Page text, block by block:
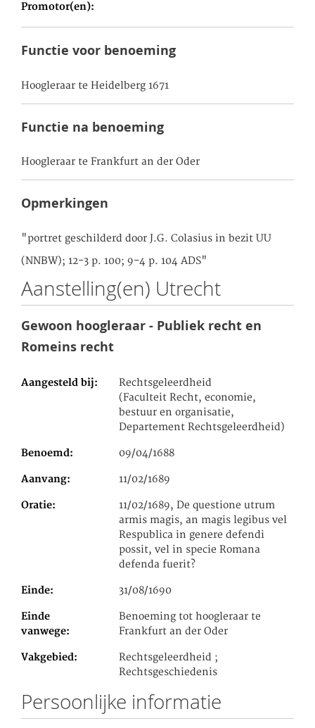
Promotor(en)
Functie voor benoeming
Hoogleraar te Heidelberg 1671
Functie na benoeming
Hoogleraar te Frankfurt an der Oder
Opmerkingen
"portret geschilderd door J.G. Colasius in bezit UU
(NNBW); 12-3 p. 100; 9-4 p. 104 ADS"
Aanstelling(en) Utrecht
Gewoon hoogleraar - Publiek recht en
Romeins recht
Aangesteld bij
Rechtsgeleerdheid
(Faculteit Recht, economie,
bestuur en organisatie,
Departement Rechtsgeleerdheid)
Benoemd 09/04/1688
Aanvang 11/02/1689
Oratie
11/02/1689, De questione utrum
armis magis, an magis legibus vel
Respublica in genere defendi
possit, vel in specie Romana
defenda fuerit?
Einde 31/08/1690
Einde
vanwege
Benoeming tot hoogleraar te
Frankfurt an der Oder
Vakgebied
Rechtsgeleerdheid ;
Rechtsgeschiedenis
Persoonlijke informatie